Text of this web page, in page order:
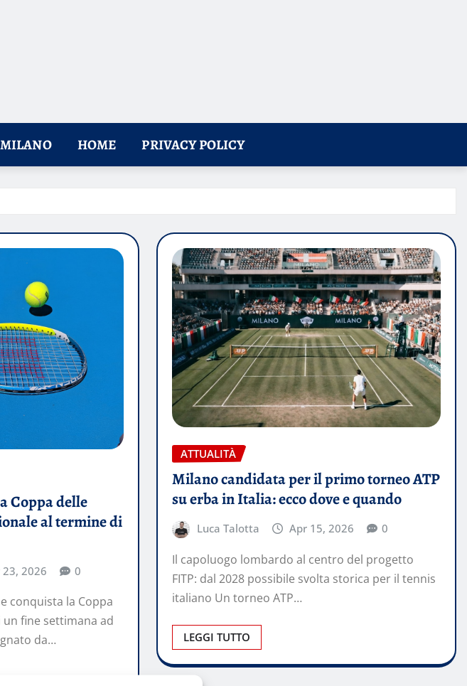
HOME PRIVACY POLICY
Coppa delle
al termine di
23, 2026 0
conquista la Coppa
fine settimana ad
da…
ATTUALITÀ
Milano candidata per il primo torneo ATP
su erba in Italia: ecco dove e quando
Luca Talotta Apr 15, 2026 0
Il capoluogo lombardo al centro del progetto
FITP: dal 2028 possibile svolta storica per il tennis
italiano Un torneo ATP…
LEGGI TUTTO